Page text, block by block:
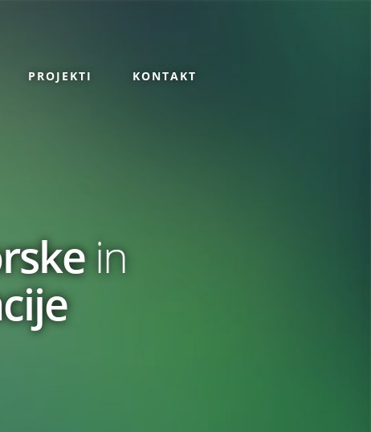
PROJEKTI KONTAKT
in